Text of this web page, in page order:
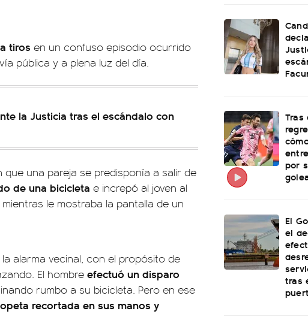
tiros en un confuso episodio ocurrido
pública y a plena luz del día.
la Justicia tras el escándalo con
una pareja se predisponía a salir de
de una bicicleta e increpó al joven al
mientras le mostraba la pantalla de un
alarma vecinal, con el propósito de
El hombre efectuó un disparo
rumbo a su bicicleta. Pero en ese
recortada en sus manos y
por
El
el
tras